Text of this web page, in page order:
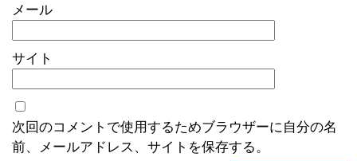
メール
サイト
次回のコメントで使用するためブラウザーに自分の名
前、メールアドレス、サイトを保存する。